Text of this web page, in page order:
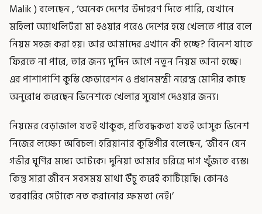
Malik ) বলেছেন , ‘অনেক দেশের উদাহরণ দিতে পারি, যেখানে
মহিলা অ্যাথলিটরা মা হওয়ার পরেও দেশের হয়ে খেলতে পারে বলে
নিয়ম সহজ করা হয়। আর আমাদের এখানে কী হচ্ছে? বিনেশ যাতে
ফিরতে না পারে, তার জন্য দু’দিন আগে নতুন নিয়ম আনা হচ্ছে।
এর পাশাপাশি কুস্তি ফেডারেশন ও প্রধানমন্ত্রী নরেন্দ্র মোদীর কাছে
অনুরোধ করেছেন ভিনেশকে খেলার সুযোগ দেওয়ার জন্য।
নিয়মের বেড়াজাল যতই থাকুক, প্রতিবদ্ধকতা যতই আসুক ভিনেশ
নিজের লক্ষ্যে অবিচল। হরিয়ানার কুস্তিগীর বলেছেন, ‘জীবন যেন
গভীর ঘূর্ণির মধ্যে আটকে। দুনিয়া আমার চরিত্রে দাগ খুঁজতে ব্যস্ত।
কিন্তু সারা জীবন সবসময় মাথা উঁচু করেই কাটিয়েছি। কোনও
তরবারির সেটাকে নত করানোর ক্ষমতা নেই।’